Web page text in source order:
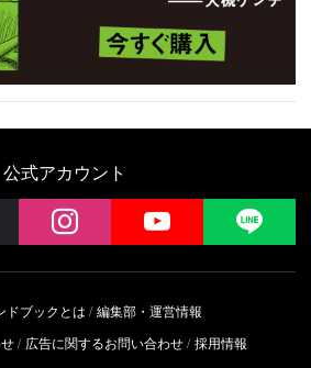
公式アカウント
instagram YouTube
ドブックとは
編集部・運営情報
広告に関するお問い合わせ 採用情報